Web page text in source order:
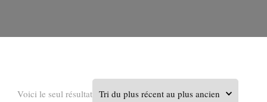
Voici le seul résultat